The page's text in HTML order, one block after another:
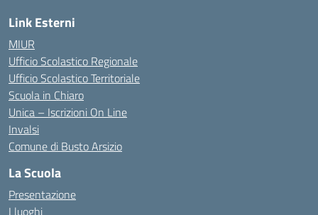
Link Esterni
MIUR
Ufficio Scolastico Regionale
Ufficio Scolastico Territoriale
Scuola in Chiaro
Unica – Iscrizioni On Line
Invalsi
Comune di Busto Arsizio
La Scuola
Presentazione
I luoghi